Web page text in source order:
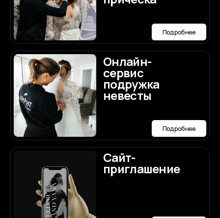
Про
свадебный
торт
Подробнее
Мы будем рады
на ваши вопросы по
организации
свадьбы
Договориться о встрече